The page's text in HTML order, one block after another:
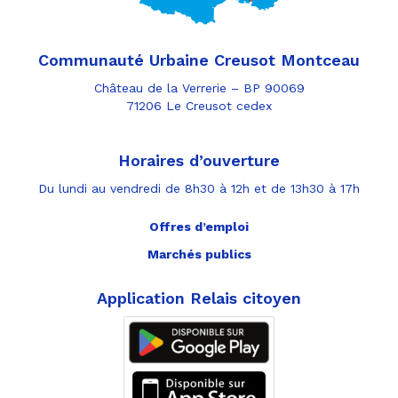
Communauté Urbaine Creusot Montceau
Château de la Verrerie – BP 90069
71206 Le Creusot cedex
Horaires d’ouverture
Du lundi au vendredi de 8h30 à 12h et de 13h30 à 17h
Offres d’emploi
Marchés publics
Application Relais citoyen